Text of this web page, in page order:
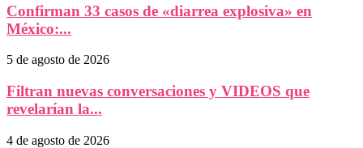
Confirman 33 casos de «diarrea explosiva» en
México:...
5 de agosto de 2026
Filtran nuevas conversaciones y VIDEOS que
revelarían la...
4 de agosto de 2026